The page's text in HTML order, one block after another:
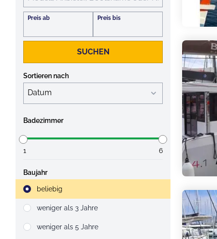
Preis ab Preis bis
SUCHEN
Sortieren nach
Badezimmer
1 6
Baujahr
Strahlruder
beliebig
weniger als 3 Jahre
weniger als 5 Jahre